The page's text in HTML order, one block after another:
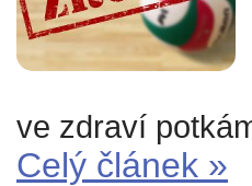
ve zdraví
Celý článek »